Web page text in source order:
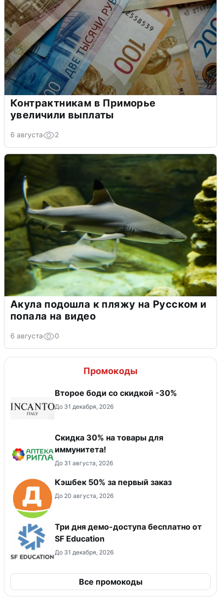
Контрактникам в Приморье
увеличили выплаты
6 августа 2
Акула подошла к пляжу на Русском и
попала на видео
6 августа 0
Промокоды
Второе боди со скидкой -30%
До 31 декабря, 2026
Скидка 30% на товары для
иммунитета!
До 31 августа, 2026
Кэшбек 50% за первый заказ
До 20 августа, 2026
Три дня демо-доступа бесплатно от
SF Education
До 31 декабря, 2026
Все промокоды